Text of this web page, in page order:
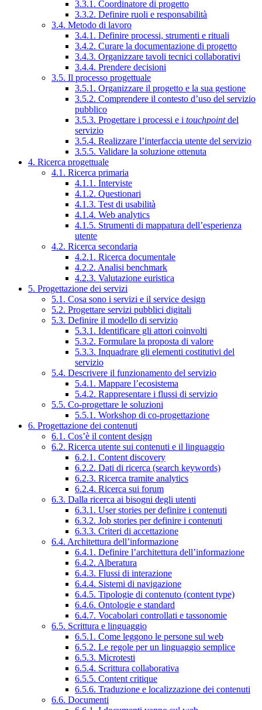
3.3.1. Coordinatore di progetto
3.3.2. Definire ruoli e responsabilità
3.4. Metodo di lavoro
3.4.1. Definire processi, strumenti e rituali
3.4.2. Curare la documentazione di progetto
3.4.3. Organizzare tavoli tecnici collaborativi
3.4.4. Prendere decisioni
3.5. Il processo progettuale
3.5.1. Organizzare il progetto e la sua gestione
3.5.2. Comprendere il contesto d’uso del servizio
pubblico
3.5.3. Progettare i processi e i touchpointdel
servizio
3.5.4. Realizzare l’interfaccia utente del servizio
3.5.5. Validare la soluzione ottenuta
4. Ricerca progettuale
4.1. Ricerca primaria
4.1.1. Interviste
4.1.2. Questionari
4.1.3. Test di usabilità
4.1.4. Web analytics
4.1.5. Strumenti di mappatura dell’esperienza
utente
4.2. Ricerca secondaria
4.2.1. Ricerca documentale
4.2.2. Analisi benchmark
4.2.3. Valutazione euristica
5. Progettazione dei servizi
5.1. Cosa sono i servizi e il service design
5.2. Progettare servizi pubblici digitali
5.3. Definire il modello di servizio
5.3.1. Identificare gli attori coinvolti
5.3.2. Formulare la proposta di valore
5.3.3. Inquadrare gli elementi costitutivi del
servizio
5.4. Descrivere il funzionamento del servizio
5.4.1. Mappare l’ecosistema
5.4.2. Rappresentare i flussi di servizio
5.5. Co-progettare le soluzioni
5.5.1. Workshop di co-progettazione
6. Progettazione dei contenuti
6.1. Cos’è il content design
6.2. Ricerca utente sui contenuti e il linguaggio
6.2.1. Content discovery
6.2.2. Dati di ricerca (search keywords)
6.2.3. Ricerca tramite analytics
6.2.4. Ricerca sui forum
6.3. Dalla ricerca ai bisogni degli utenti
6.3.1. User stories per definire i contenuti
6.3.2. Job stories per definire i contenuti
6.3.3. Criteri di accettazione
6.4. Architettura dell’informazione
6.4.1. Definire l’architettura dell’informazione
6.4.2. Alberatura
6.4.3. Flussi di interazione
6.4.4. Sistemi di navigazione
6.4.5. Tipologie di contenuto (content type)
6.4.6. Ontologie e standard
6.4.7. Vocabolari controllati e tassonomie
6.5. Scrittura e linguaggio
6.5.1. Come leggono le persone sul web
6.5.2. Le regole per un linguaggio semplice
6.5.3. Microtesti
6.5.4. Scrittura collaborativa
6.5.5. Content critique
6.5.6. Traduzione e localizzazione dei contenuti
6.6. Documenti